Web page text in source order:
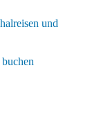
und